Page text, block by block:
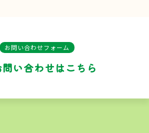
お問い合わせフォーム
問い合わせはこちら